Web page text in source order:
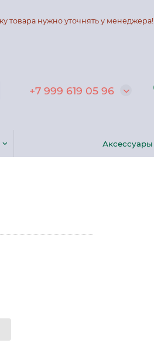
товара нужно уточнять у менеджера!
+7 999 619 05 96
Аксессуары